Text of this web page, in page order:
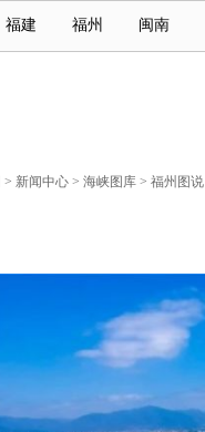
福建 福州 闽南
> 新闻中心 > 海峡图库 > 福州图说